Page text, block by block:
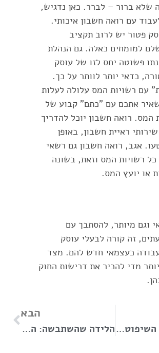
שלא ברור – לברר. כאן נדגיש,
עם רואה חשבון איכותי.
פטור יש לרוב תקציב
למומחים כאלה. גם הנהלת
פשוטה יחס לזו של עוסק
כדאי יותר לוותר על כך.
עם רשויות המס עלולה לעלות
אתכם עם "כתם" קבוע של
המס. רואה חשבון יוכל להדריך
ראיית חשבון, באופן
אגב, רואה חשבון גם רשאי
כל רשויות המס וזאת, בשונה
או יועץ המס.
וגם מיותר, להסתבך עם
זה קורה לבעלי עוסק
כעצמאי חדש להם. מצד
מדי להכיר את דרישות החוק
מהן ערכאות השיפוט של מדינת ישראל?
הבא
הלידה שהשתבשה: האם תביעת רשלנות רפואית משתלמת בישראל?